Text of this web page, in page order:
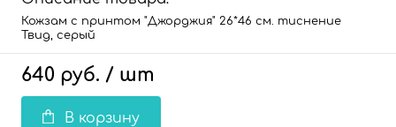
Кожзам с принтом "Джорджия" 26*46 см. тиснение
Твид, серый
640 руб. / шт
В корзину